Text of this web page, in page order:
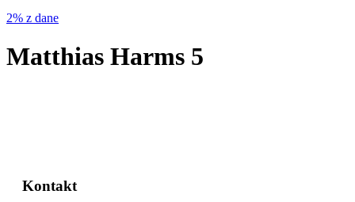
2% z dane
Matthias Harms 5
Kontakt